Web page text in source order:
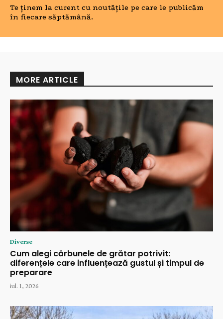
Te ținem la curent cu noutățile pe care le publicăm
în fiecare săptămână.
MORE ARTICLE
Diverse
Cum alegi cărbunele de grătar potrivit:
diferențele care influențează gustul și timpul de
preparare
iul. 1, 2026